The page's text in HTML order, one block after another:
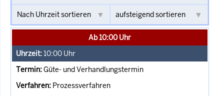
Ab 10:00 Uhr
10:00 Uhr
Güte- und Verhandlungstermin
Prozessverfahren